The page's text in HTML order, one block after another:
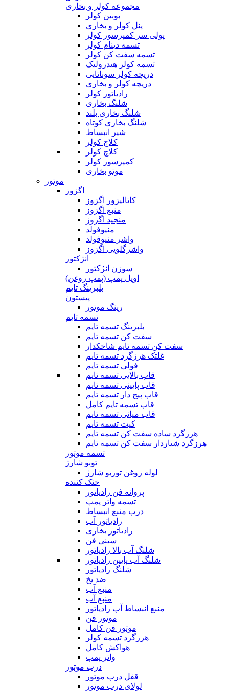
مجموعه کولر و بخاری
بوبین کولر
پنل کولر و بخاری
پولی سر کمپرسور کولر
تسمه دینام کولر
تسمه سفت کن کولر
تسمه کولر هیدرولیک
دریچه کولر سوناتایی
دریچه کولر و بخاری
رادیاتور کولر
شلنگ بخاری
شلنگ بخاری بلند
شلنگ بخاری کوتاه
شیر انبساط
کلاچ کولر
کلاچ کولر
کمپرسور کولر
موتو بخاری
موتور
اگزوز
کاتالیزور اگزوز
منبع اگزوز
منجید اگزوز
منیوفولد
واشر منیوفولد
واشرگلویی اگزوز
انژکتور
سوزن انژکتور
اویل پمپ (پمپ روغن)
بلبرینگ تایم
پیستون
رینگ موتور
تسمه تایم
بلبرینگ تسمه تایم
سفت کن تسمه تایم
سفت کن تسمه تایم شاخکدار
غلتک هرزگرد تسمه تایم
فولی تسمه تایم
قاب بالایی تسمه تایم
قاب پایینی تسمه تایم
قاب پیج دار تسمه تایم
قاب تسمه تایم کامل
قاب میانی تسمه تایم
کیت تسمه تایم
هرزگرد ساده سفت کن تسمه تایم
هرزگرد شیاردار سفت کن تسمه تایم
تسمه موتور
توبو شارژ
لوله روغن توربو شارژ
خنک کننده
پروانه فن رادیاتور
تسمه واتر پمپ
درب منبع انبساط
رادیاتور آب
رادیاتور بخاری
سینی فن
شلنگ آب بالا رادیاتور
شلنگ آب پایین رادیاتور
شلنگ رادیاتور
ضد یخ
منبع آب
منبع آب
منبع انبساط آب رادیاتور
موتور فن
موتور فن کامل
هرزگرد تسمه کولر
هواکش کامل
واتر پمپ
درب موتور
قفل درب موتور
لولای درب موتور